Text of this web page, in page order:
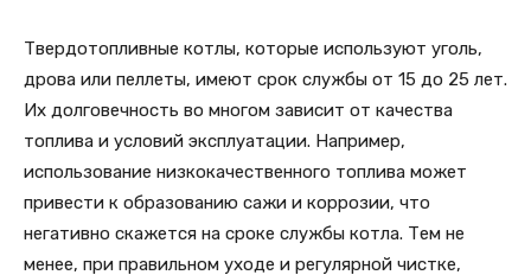
Твердотопливные котлы, которые используют уголь,
дрова или пеллеты, имеют срок службы от 15 до 25 лет.
Их долговечность во многом зависит от качества
топлива и условий эксплуатации. Например,
использование низкокачественного топлива может
привести к образованию сажи и коррозии, что
негативно скажется на сроке службы котла. Тем не
менее, при правильном уходе и регулярной чистке,